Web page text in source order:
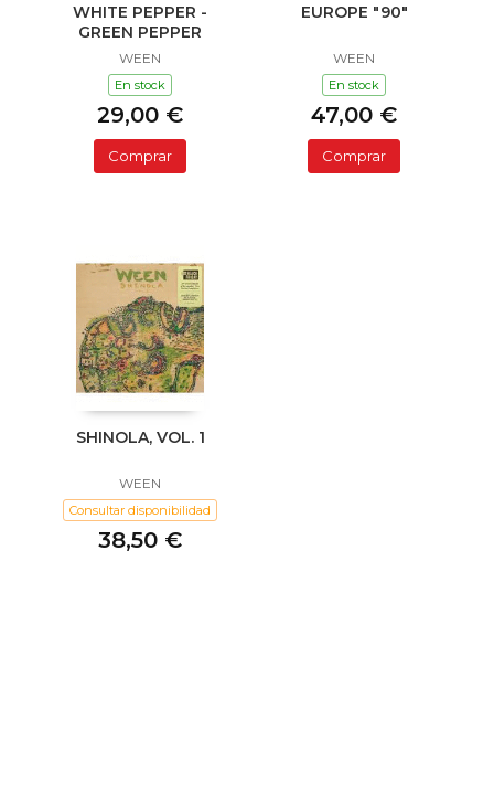
WHITE PEPPER -
GREEN PEPPER
WEEN
En stock
29,00 €
Comprar
EUROPE "90"
WEEN
En stock
47,00 €
Comprar
SHINOLA, VOL. 1
WEEN
Consultar disponibilidad
38,50 €